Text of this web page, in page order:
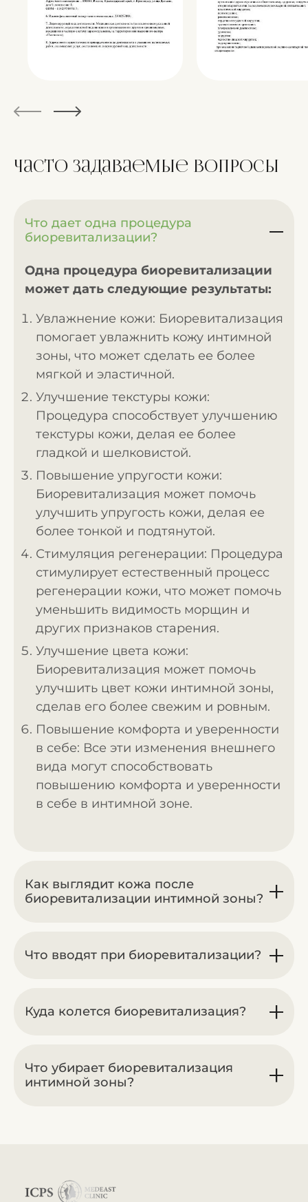
Часто задаваемые вопросы
Что дает одна процедура
биоревитализации?
Одна процедура биоревитализации
может дать следующие результаты:
Увлажнение кожи: Биоревитализация
помогает увлажнить кожу интимной
зоны, что может сделать ее более
мягкой и эластичной.
Улучшение текстуры кожи:
Процедура способствует улучшению
текстуры кожи, делая ее более
гладкой и шелковистой.
Повышение упругости кожи:
Биоревитализация может помочь
улучшить упругость кожи, делая ее
более тонкой и подтянутой.
Стимуляция регенерации: Процедура
стимулирует естественный процесс
регенерации кожи, что может помочь
уменьшить видимость морщин и
других признаков старения.
Улучшение цвета кожи:
Биоревитализация может помочь
улучшить цвет кожи интимной зоны,
сделав его более свежим и ровным.
Повышение комфорта и уверенности
в себе: Все эти изменения внешнего
вида могут способствовать
повышению комфорта и уверенности
в себе в интимной зоне.
Как выглядит кожа после
биоревитализации интимной зоны?
Что вводят при биоревитализации?
Куда колется биоревитализация?
Что убирает биоревитализация
интимной зоны?